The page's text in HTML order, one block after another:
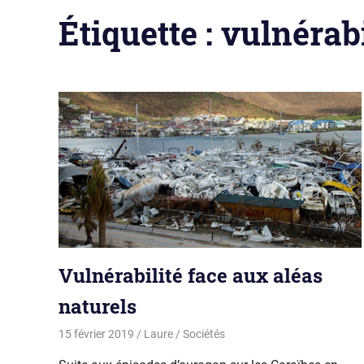
Étiquette :
Vulnérabilité face aux aléas
naturels
15 février 2019 Laure Sociétés